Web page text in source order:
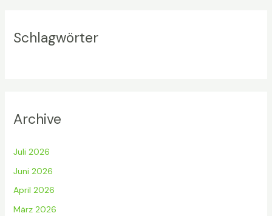
Schlagwörter
Archive
Juli 2026
Juni 2026
April 2026
März 2026